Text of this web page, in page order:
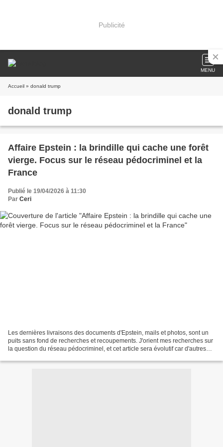
Publicité
MENU
Accueil » donald trump
donald trump
Affaire Epstein : la brindille qui cache une forêt
vierge. Focus sur le réseau pédocriminel et la
France
Publié le 19/04/2026 à 11:30
Par Ceri
Les dernières livraisons des documents d'Epstein, mails et photos, sont un
puits sans fond de recherches et recoupements. J'orient mes recherches sur
la question du réseau pédocriminel, et cet article sera évolutif car d'autres